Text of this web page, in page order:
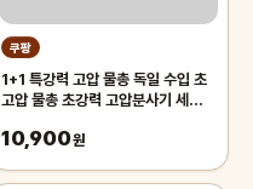
쿠팡
1+1 특강력 고압 물총 독일 수입 초
고압 물총 초강력 고압분사기 세차용
10,900원